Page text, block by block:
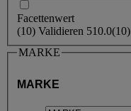
Facettenwert
(10) Validieren 510.0(10)
MARKE
MARKE